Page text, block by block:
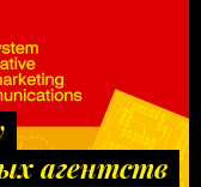
агентств